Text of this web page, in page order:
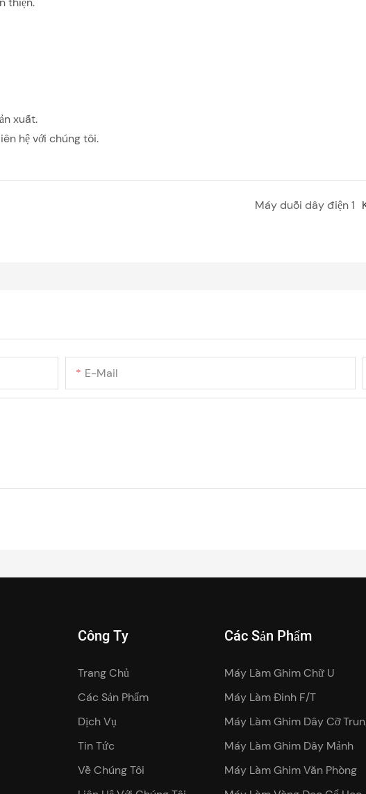
xuất.
hệ với chúng tôi.
Máy duỗi dây điện 1
E-Mail
Công Ty
Trang Chủ
Các Sản Phẩm
Dịch Vụ
Tin Tức
Về Chúng Tôi
Các Sản Phẩm
Máy Làm Ghim Chữ U
Máy Làm Đinh F/T
Máy Làm Ghim Dây Cỡ
Máy Làm Ghim Dây Mảnh
Máy Làm Ghim Văn Phòng